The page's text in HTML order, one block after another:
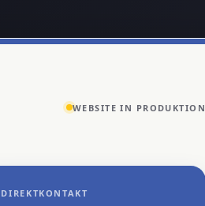
WEBSITE IN PRODUKTION
DIREKTKONTAKT